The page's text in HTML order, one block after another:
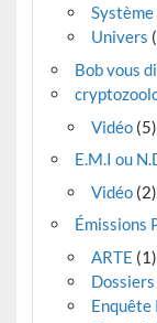
Univers
Bob vous
Vidéo(5)
E.M.I ou
Vidéo(2)
Émissions
ARTE (1)
Enquête